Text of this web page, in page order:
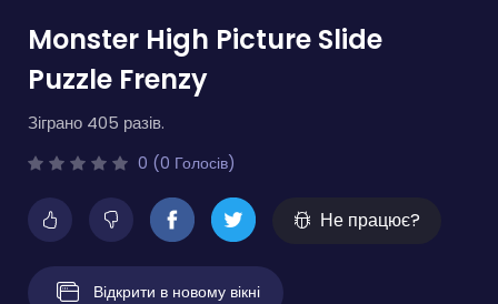
Monster High Picture Slide
Puzzle Frenzy
Зіграно 405 разів.
0 (0 Голосів)
Не працює?
Відкрити в новому вікні